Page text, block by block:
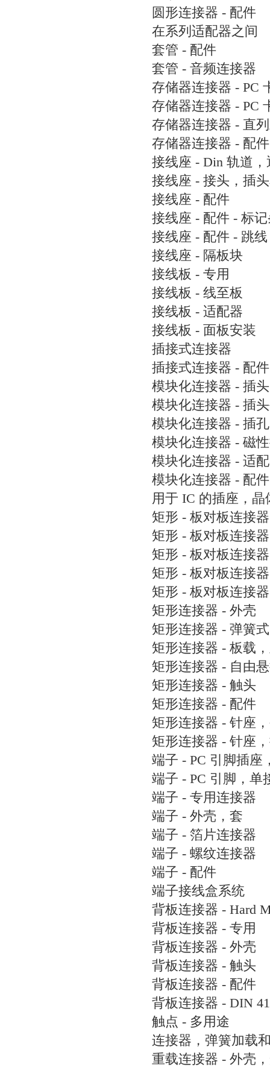
圆形连接器 - 配件
在系列适配器之间
套管 - 配件
套管 - 音频连接器
存储器连接器 - PC
存储器连接器 - PC
存储器连接器 - 直
存储器连接器 - 配件
接线座 - Din 轨道，
接线座 - 接头，插
接线座 - 配件
接线座 - 配件 - 标
接线座 - 配件 - 跳线
接线座 - 隔板块
接线板 - 专用
接线板 - 线至板
接线板 - 适配器
接线板 - 面板安装
插接式连接器
插接式连接器 - 配件
模块化连接器 - 插头
模块化连接器 - 插
模块化连接器 - 插孔
模块化连接器 - 磁
模块化连接器 - 适
模块化连接器 - 配件
用于 IC 的插座，晶
矩形 - 板对板连接
矩形 - 板对板连接
矩形 - 板对板连接
矩形 - 板对板连接
矩形 - 板对板连接
矩形连接器 - 外壳
矩形连接器 - 弹簧式
矩形连接器 - 板载
矩形连接器 - 自由
矩形连接器 - 触头
矩形连接器 - 配件
矩形连接器 - 针座
矩形连接器 - 针座
端子 - PC 引脚插座
端子 - PC 引脚，单
端子 - 专用连接器
端子 - 外壳，套
端子 - 箔片连接器
端子 - 螺纹连接器
端子 - 配件
端子接线盒系统
背板连接器 - Hard
背板连接器 - 专用
背板连接器 - 外壳
背板连接器 - 触头
背板连接器 - 配件
背板连接器 - DIN
触点 - 多用途
连接器，弹簧加载
重载连接器 - 外壳